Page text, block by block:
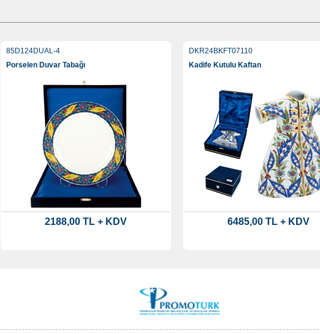
85D124DUAL-4
Porselen Duvar Tabağı
2188,00 TL + KDV
DKR24BKFT07110
Kadife Kutulu Kaftan
6485,00 TL + KDV